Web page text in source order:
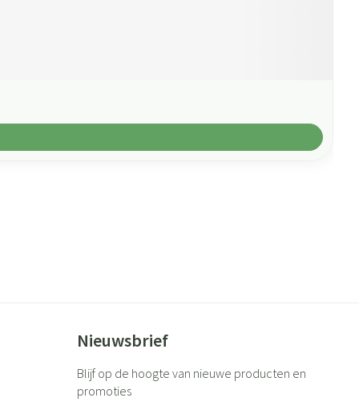
Nieuwsbrief
Blijf op de hoogte van nieuwe producten en
promoties